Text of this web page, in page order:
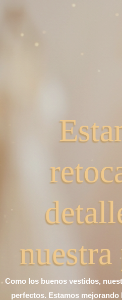
Como los buenos vestidos,
perfectos. Estamos